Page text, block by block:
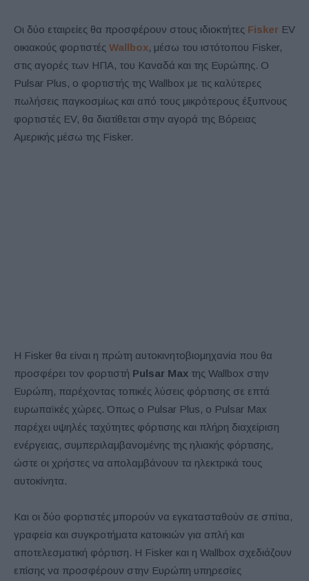
Οι δύο εταιρείες θα προσφέρουν στους ιδιοκτήτες Fisker EV
οικιακούς φορτιστές Wallbox, μέσω του ιστότοπου Fisker,
στις αγορές των ΗΠΑ, του Καναδά και της Ευρώπης. Ο
Pulsar Plus, ο φορτιστής της Wallbox με τις καλύτερες
πωλήσεις παγκοσμίως και από τους μικρότερους έξυπνους
φορτιστές EV, θα διατίθεται στην αγορά της Βόρειας
Αμερικής μέσω της Fisker.
Η Fisker θα είναι η πρώτη αυτοκινητοβιομηχανία που θα
προσφέρει τον φορτιστή Pulsar Max της Wallbox στην
Ευρώπη, παρέχοντας τοπικές λύσεις φόρτισης σε επτά
ευρωπαϊκές χώρες. Όπως ο Pulsar Plus, ο Pulsar Max
παρέχει υψηλές ταχύτητες φόρτισης και πλήρη διαχείριση
ενέργειας, συμπεριλαμβανομένης της ηλιακής φόρτισης,
ώστε οι χρήστες να απολαμβάνουν τα ηλεκτρικά τους
αυτοκίνητα.
Και οι δύο φορτιστές μπορούν να εγκατασταθούν σε σπίτια,
γραφεία και συγκροτήματα κατοικιών για απλή και
αποτελεσματική φόρτιση. Η Fisker και η Wallbox σχεδιάζουν
επίσης να προσφέρουν στην Ευρώπη υπηρεσίες